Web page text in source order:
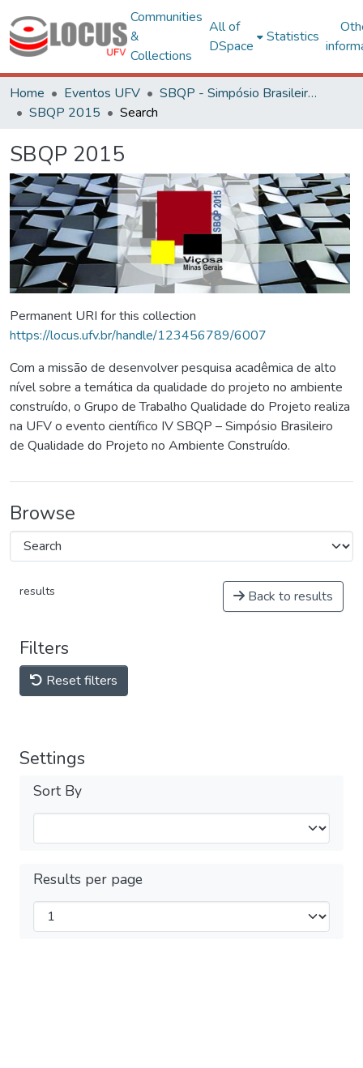
Communities
&
Collections
All of
DSpace
Statistics
Home Eventos UFV
SBQP - Simpósio Brasileiro de Qualidade do Projeto no Ambiente Construído
SBQP 2015
Search
SBQP 2015
Permanent URI for this collection
https://locus.ufv.br/handle/123456789/6007
Com a missão de desenvolver pesquisa acadêmica de alto
nível sobre a temática da qualidade do projeto no ambiente
construído, o Grupo de Trabalho Qualidade do Projeto realiza
na UFV o evento científico IV SBQP – Simpósio Brasileiro
de Qualidade do Projeto no Ambiente Construído.
Browse
results Back to results
Filters
Reset filters
Settings
Sort By
Results per page